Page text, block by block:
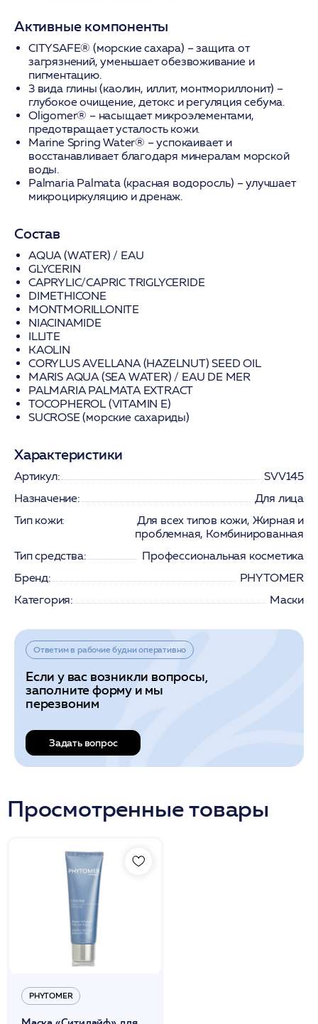
Активные компоненты
CITYSAFE® (морские сахара) – защита от
загрязнений, уменьшает обезвоживание и
пигментацию.
3 вида глины (каолин, иллит, монтмориллонит) –
глубокое очищение, детокс и регуляция себума.
Oligomer® – насыщает микроэлементами,
предотвращает усталость кожи.
Marine Spring Water® – успокаивает и
восстанавливает благодаря минералам морской
воды.
Palmaria Palmata (красная водоросль) – улучшает
микроциркуляцию и дренаж.
Состав
AQUA (WATER) / EAU
GLYCERIN
CAPRYLIC/CAPRIC TRIGLYCERIDE
DIMETHICONE
MONTMORILLONITE
NIACINAMIDE
ILLITE
KAOLIN
CORYLUS AVELLANA (HAZELNUT) SEED OIL
MARIS AQUA (SEA WATER) / EAU DE MER
PALMARIA PALMATA EXTRACT
TOCOPHEROL (VITAMIN E)
SUCROSE (морские сахариды)
Характеристики
Артикул:
SVV145
Назначение:
Для лица
Тип кожи:
Для всех типов кожи, Жирная и
проблемная, Комбинированная
Тип средства:
Профессиональная косметика
Бренд:
PHYTOMER
Категория:
Маски
Ответим в рабочие будни оперативно
Если у вас возникли вопросы,
заполните форму и мы
перезвоним
Задать вопрос
Просмотренные товары
PHYTOMER